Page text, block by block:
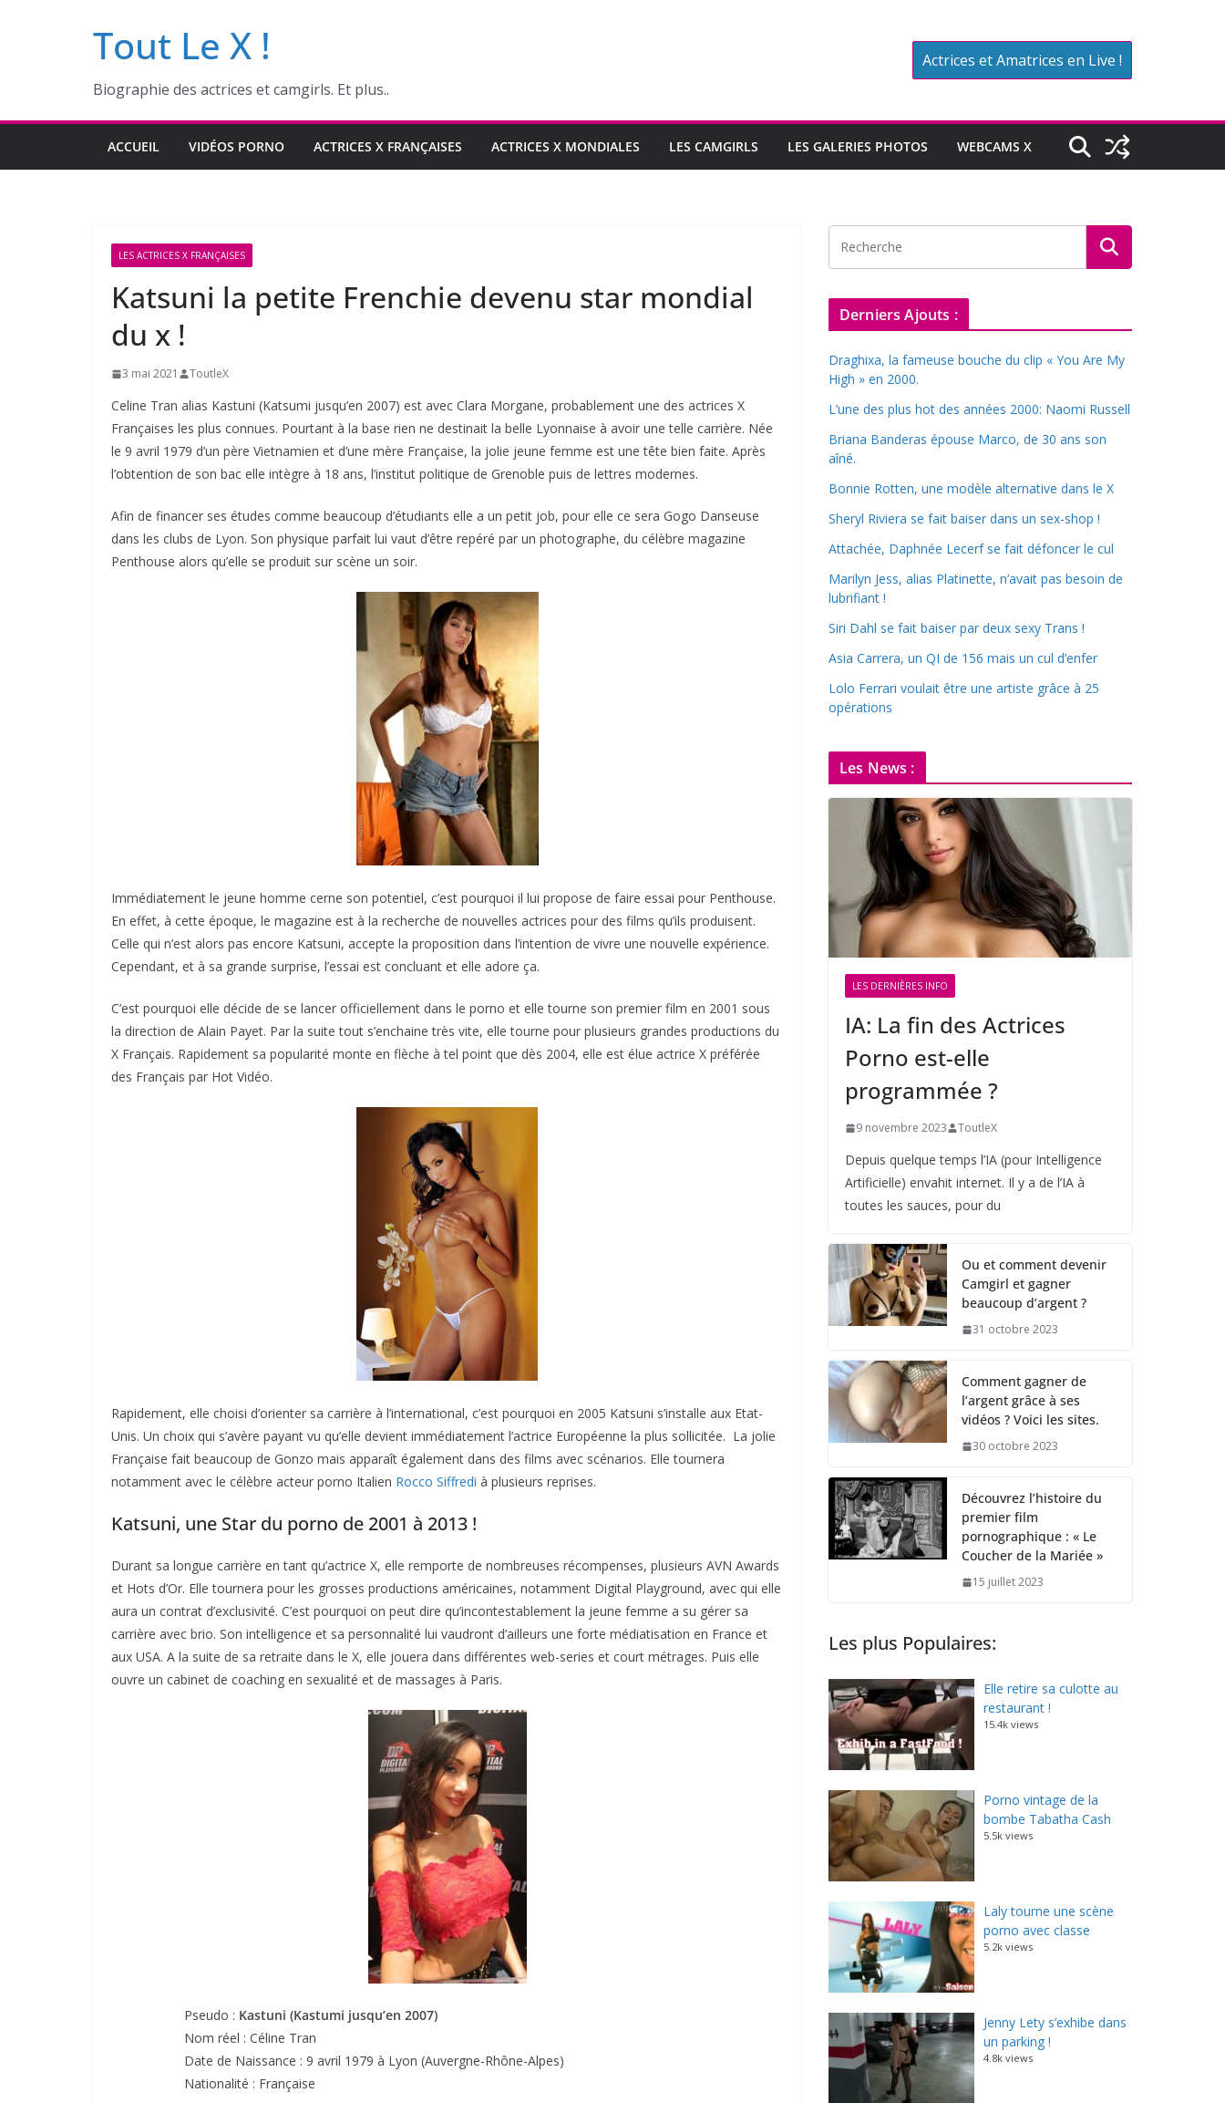
Tout Le X !
Biographie des actrices et camgirls. Et plus..
Actrices et Amatrices en Live !
ACCUEIL VIDÉOS PORNO ACTRICES X FRANÇAISES ACTRICES X MONDIALES LES CAMGIRLS LES GALERIES PHOTOS WEBCAMS X
LES ACTRICES X FRANÇAISES
Katsuni la petite Frenchie devenu star mondial
du x !
3 mai 2021 ToutleX
Celine Tran alias Kastuni (Katsumi jusqu’en 2007) est avec Clara Morgane, probablement une des actrices X
Françaises les plus connues. Pourtant à la base rien ne destinait la belle Lyonnaise à avoir une telle carrière. Née
le 9 avril 1979 d’un père Vietnamien et d’une mère Française, la jolie jeune femme est une tête bien faite. Après
l’obtention de son bac elle intègre à 18 ans, l’institut politique de Grenoble puis de lettres modernes.
Afin de financer ses études comme beaucoup d’étudiants elle a un petit job, pour elle ce sera Gogo Danseuse
dans les clubs de Lyon. Son physique parfait lui vaut d’être repéré par un photographe, du célèbre magazine
Penthouse alors qu’elle se produit sur scène un soir.
Immédiatement le jeune homme cerne son potentiel, c’est pourquoi il lui propose de faire essai pour Penthouse.
En effet, à cette époque, le magazine est à la recherche de nouvelles actrices pour des films qu’ils produisent.
Celle qui n’est alors pas encore Katsuni, accepte la proposition dans l’intention de vivre une nouvelle expérience.
Cependant, et à sa grande surprise, l’essai est concluant et elle adore ça.
C’est pourquoi elle décide de se lancer officiellement dans le porno et elle tourne son premier film en 2001 sous
la direction de Alain Payet. Par la suite tout s’enchaine très vite, elle tourne pour plusieurs grandes productions du
X Français. Rapidement sa popularité monte en flèche à tel point que dès 2004, elle est élue actrice X préférée
des Français par Hot Vidéo.
Rapidement, elle choisi d’orienter sa carrière à l’international, c’est pourquoi en 2005 Katsuni s’installe aux Etat-
Unis. Un choix qui s’avère payant vu qu’elle devient immédiatement l’actrice Européenne la plus sollicitée. La jolie
Française fait beaucoup de Gonzo mais apparaît également dans des films avec scénarios. Elle tournera
notamment avec le célèbre acteur porno Italien Rocco Siffredi à plusieurs reprises.
Katsuni, une Star du porno de 2001 à 2013 !
Durant sa longue carrière en tant qu’actrice X, elle remporte de nombreuses récompenses, plusieurs AVN Awards
et Hots d’Or. Elle tournera pour les grosses productions américaines, notamment Digital Playground, avec qui elle
aura un contrat d’exclusivité. C’est pourquoi on peut dire qu’incontestablement la jeune femme a su gérer sa
carrière avec brio. Son intelligence et sa personnalité lui vaudront d’ailleurs une forte médiatisation en France et
aux USA. A la suite de sa retraite dans le X, elle jouera dans différentes web-series et court métrages. Puis elle
ouvre un cabinet de coaching en sexualité et de massages à Paris.
Pseudo : Kastuni (Kastumi jusqu’en 2007)
Nom réel : Céline Tran
Date de Naissance : 9 avril 1979 à Lyon (Auvergne-Rhône-Alpes)
Nationalité : Française
Derniers Ajouts :
Draghixa, la fameuse bouche du clip « You Are My
High » en 2000.
L’une des plus hot des années 2000: Naomi Russell
Briana Banderas épouse Marco, de 30 ans son
aîné.
Bonnie Rotten, une modèle alternative dans le X
Sheryl Riviera se fait baiser dans un sex-shop !
Attachée, Daphnée Lecerf se fait défoncer le cul
Marilyn Jess, alias Platinette, n’avait pas besoin de
lubrifiant !
Siri Dahl se fait baiser par deux sexy Trans !
Asia Carrera, un QI de 156 mais un cul d’enfer
Lolo Ferrari voulait être une artiste grâce à 25
opérations
Les News :
LES DERNIÈRES INFO
IA: La fin des Actrices
Porno est-elle
programmée ?
9 novembre 2023 ToutleX
Depuis quelque temps l’IA (pour Intelligence
Artificielle) envahit internet. Il y a de l’IA à
toutes les sauces, pour du
Ou et comment devenir
Camgirl et gagner
beaucoup d’argent ?
31 octobre 2023
Comment gagner de
l’argent grâce à ses
vidéos ? Voici les sites.
30 octobre 2023
Découvrez l’histoire du
premier film
pornographique : « Le
Coucher de la Mariée »
15 juillet 2023
Les plus Populaires:
Elle retire sa culotte au
restaurant !
15.4k views
Porno vintage de la
bombe Tabatha Cash
5.5k views
Laly tourne une scène
porno avec classe
5.2k views
Jenny Lety s’exhibe dans
un parking !
4.8k views